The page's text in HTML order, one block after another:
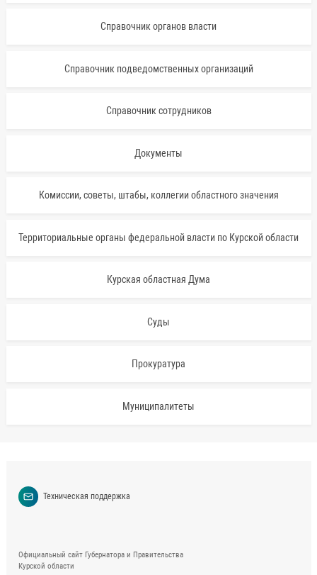
Справочник органов власти
Справочник подведомственных организаций
Справочник сотрудников
Документы
Комиссии, советы, штабы, коллегии областного значения
Территориальные органы федеральной власти по Курской области
Курская областная Дума
Суды
Прокуратура
Муниципалитеты
Техническая поддержка
Официальный сайт Губернатора и Правительства
Курской области